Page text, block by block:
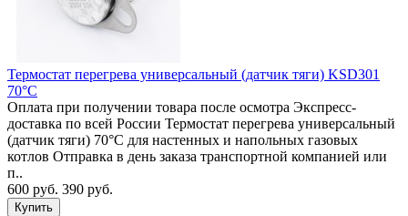
Термостат перегрева универсальный (датчик тяги) KSD301
70°C
Оплата при получении товара после осмотра Экспресс-
доставка по всей России Термостат перегрева универсальный
(датчик тяги) 70°C для настенных и напольных газовых
котлов Отправка в день заказа транспортной компанией или
п..
600 руб. 390 руб.